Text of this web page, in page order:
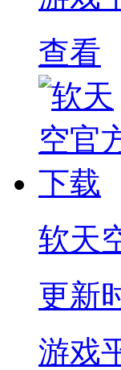
查看
软天
更新
游戏